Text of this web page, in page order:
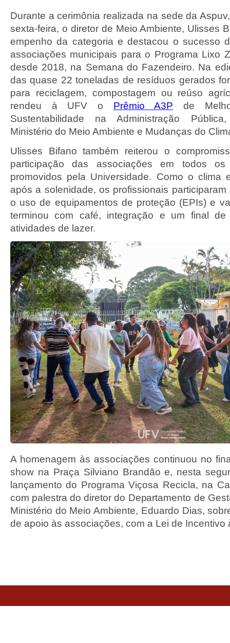
Durante a cerimônia realizada na sede da
sexta-feira, o diretor de Meio Ambiente, Ulisses
empenho da categoria e destacou o sucesso
associações municipais para o Programa Lixo
desde 2018, na Semana do Fazendeiro. Na
das quase 22 toneladas de resíduos gerados
para reciclagem, compostagem ou reúso
rendeu à UFV o Prêmio A3P de
Sustentabilidade na Administração
Ministério do Meio Ambiente e Mudanças do
Ulisses Bifano também reiterou o
participação das associações em todos os
promovidos pela Universidade. Como o clima
após a solenidade, os profissionais
o uso de equipamentos de proteção (EPIs) e
terminou com café, integração e um final
atividades de lazer.
A homenagem às associações continuou no
show na Praça Silviano Brandão e, nesta
lançamento do Programa Viçosa Recicla, na
com palestra do diretor do Departamento de
Ministério do Meio Ambiente, Eduardo Dias,
de apoio às associações, com a Lei de Incentivo